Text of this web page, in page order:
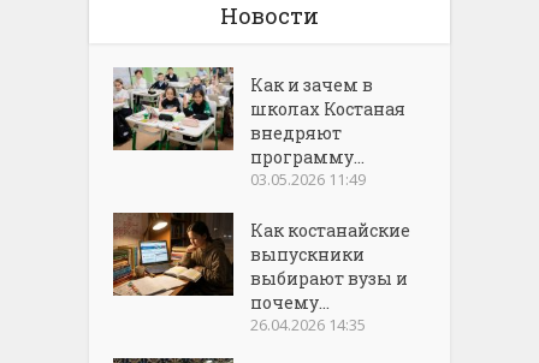
Новости
Как и зачем в
школах Костаная
внедряют
программу...
03.05.2026 11:49
Как костанайские
выпускники
выбирают вузы и
почему...
26.04.2026 14:35